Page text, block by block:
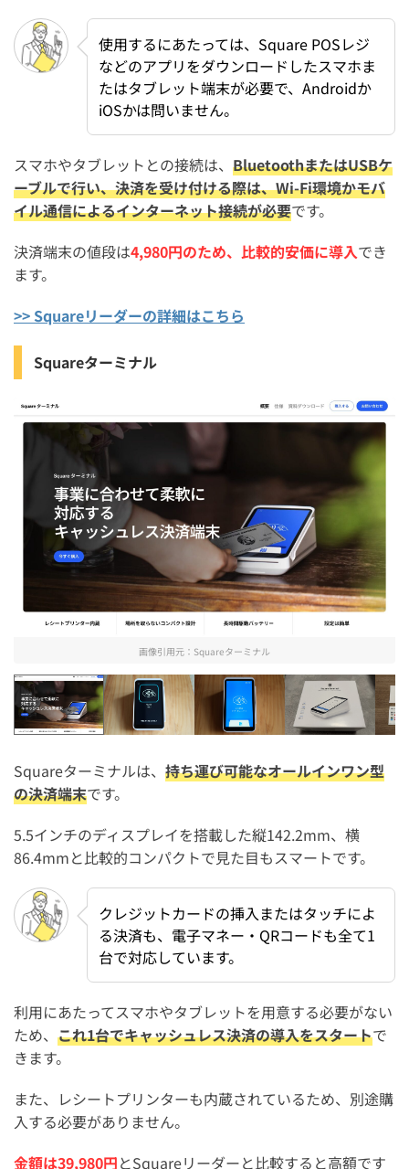
使用するにあたっては、Square POSレジ
などのアプリをダウンロードしたスマホま
たはタブレット端末が必要で、Androidか
iOSかは問いません。
スマホやタブレットとの接続は、 BluetoothまたはUSBケ
ーブルで行い、決済を受け付ける際は、Wi-Fi環境かモバ
イル通信によるインターネット接続が必要です。
決済端末の値段は4,980円のため、比較的安価に導入でき
ます。
>> Squareリーダーの詳細はこちら
Squareターミナル
画像引用元： Squareターミナル
Squareターミナルは、 持ち運び可能なオールインワン型
の決済端末です。
5.5インチのディスプレイを搭載した縦142.2mm、横
86.4mmと比較的コンパクトで見た目もスマートです。
クレジットカードの挿入またはタッチによ
る決済も、電子マネー・QRコードも全て1
台で対応しています。
利用にあたってスマホやタブレットを用意する必要がない
ため、 これ1台でキャッシュレス決済の導入をスタートで
きます。
また、レシートプリンターも内蔵されているため、別途購
入する必要がありません。
金額は39,980円とSquareリーダーと比較すると高額です